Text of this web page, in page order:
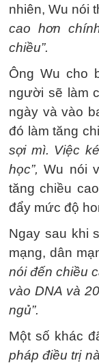
nhiên, Wu nói
cao hơn
chiều”.
Ông Wu cho
người sẽ làm
ngày và vào
đó làm tăng
sợi mì. Việc
học”, Wu nói
tăng chiều
đẩy mức độ
Ngay sau khi
mạng, dân
nói đến chiều
vào DNA và
ngủ”.
Một số khác
pháp điều trị